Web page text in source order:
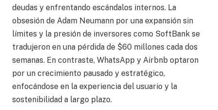
deudas y enfrentando escándalos internos. La
obsesión de Adam Neumann por una expansión sin
límites y la presión de inversores como SoftBank se
tradujeron en una pérdida de $60 millones cada dos
semanas. En contraste, WhatsApp y Airbnb optaron
por un crecimiento pausado y estratégico,
enfocándose en la experiencia del usuario y la
sostenibilidad a largo plazo.